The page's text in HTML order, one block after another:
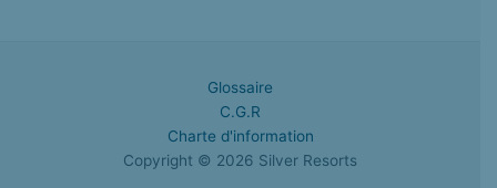
Glossaire
C.G.R
Charte d'information
Copyright © 2026 Silver Resorts